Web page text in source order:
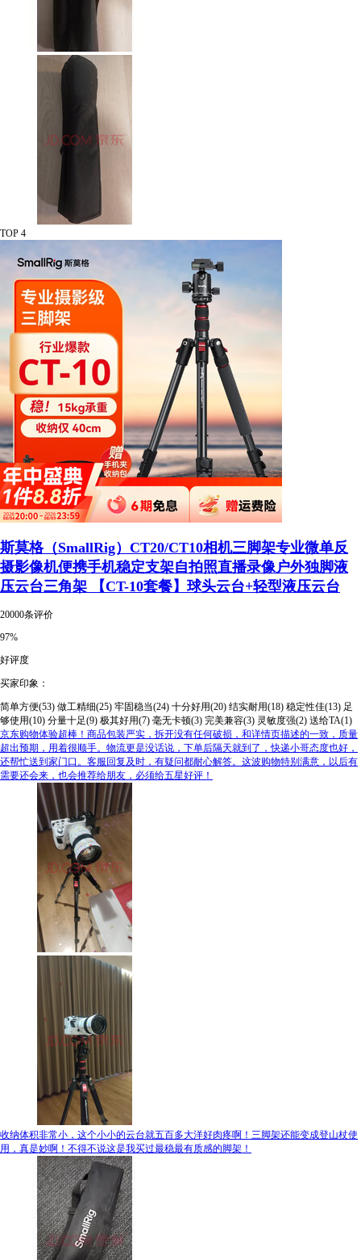
TOP 4
斯莫格（SmallRig）CT20/CT10相机三脚架专业微单反
摄影像机便携手机稳定支架自拍照直播录像户外独脚液
压云台三角架 【CT-10套餐】球头云台+轻型液压云台
20000条评价
97%
好评度
买家印象：
简单方便(53) 做工精细(25) 牢固稳当(24) 十分好用(20) 结实耐用(18) 稳定性佳(13) 足
够使用(10) 分量十足(9) 极其好用(7) 毫无卡顿(3) 完美兼容(3) 灵敏度强(2) 送给TA(1)
京东购物体验超棒！商品包装严实，拆开没有任何破损，和详情页描述的一致，质量
超出预期，用着很顺手。物流更是没话说，下单后隔天就到了，快递小哥态度也好，
还帮忙送到家门口。客服回复及时，有疑问都耐心解答。这波购物特别满意，以后有
需要还会来，也会推荐给朋友，必须给五星好评！
收纳体积非常小，这个小小的云台就五百多大洋好肉疼啊！三脚架还能变成登山杖使
用，真是妙啊！不得不说这是我买过最稳最有质感的脚架！